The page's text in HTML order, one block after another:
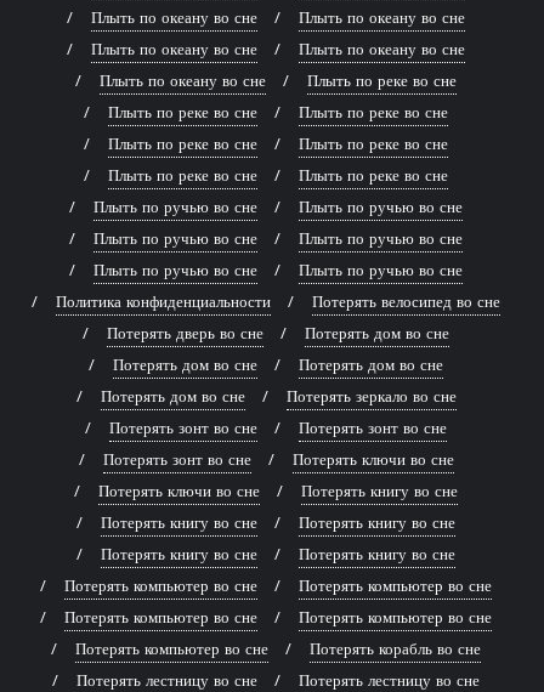
Плыть по океану во сне
Плыть по океану во сне
Плыть по океану во сне
Плыть по океану во сне
Плыть по океану во сне
Плыть по реке во сне
Плыть по реке во сне
Плыть по реке во сне
Плыть по реке во сне
Плыть по реке во сне
Плыть по реке во сне
Плыть по реке во сне
Плыть по ручью во сне
Плыть по ручью во сне
Плыть по ручью во сне
Плыть по ручью во сне
Плыть по ручью во сне
Плыть по ручью во сне
Политика конфиденциальности
Потерять велосипед во сне
Потерять дверь во сне
Потерять дом во сне
Потерять дом во сне
Потерять дом во сне
Потерять дом во сне
Потерять зеркало во сне
Потерять зонт во сне
Потерять зонт во сне
Потерять зонт во сне
Потерять ключи во сне
Потерять ключи во сне
Потерять книгу во сне
Потерять книгу во сне
Потерять книгу во сне
Потерять книгу во сне
Потерять книгу во сне
Потерять компьютер во сне
Потерять компьютер во сне
Потерять компьютер во сне
Потерять компьютер во сне
Потерять компьютер во сне
Потерять корабль во сне
Потерять лестницу во сне
Потерять лестницу во сне